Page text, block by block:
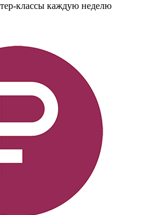
классы каждую неделю